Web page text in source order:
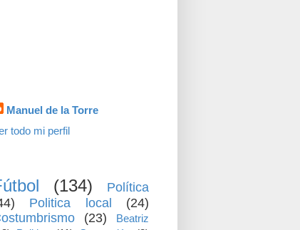
Manuel de la Torre
todo mi perfil
(134)
Política
Politica local
(24)
(23)
Beatriz